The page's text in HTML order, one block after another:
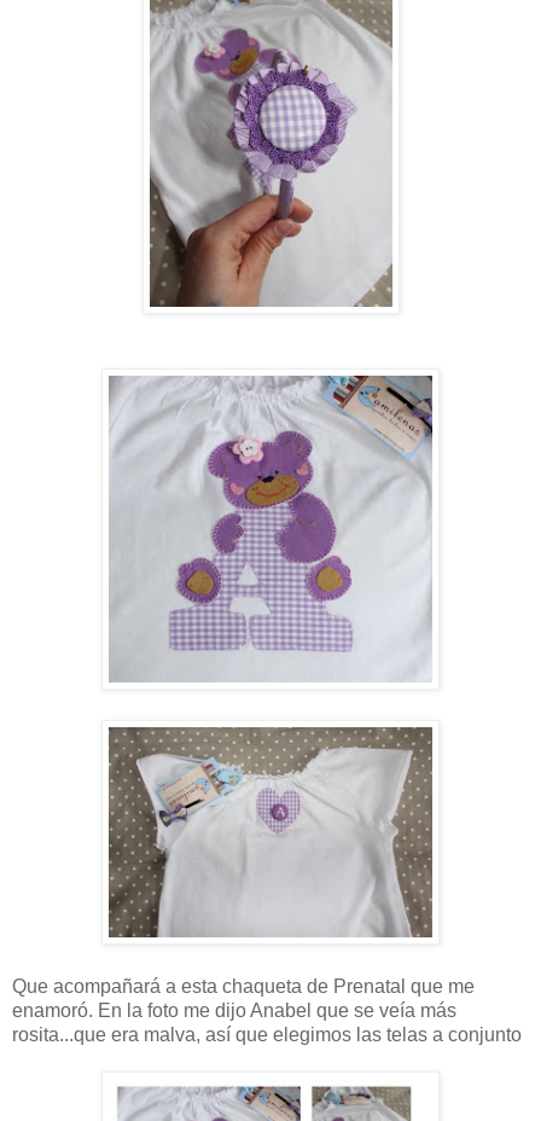
Que acompañará a esta chaqueta de Prenatal que me
enamoró. En la foto me dijo Anabel que se veía más
rosita...que era malva, así que elegimos las telas a conjunto